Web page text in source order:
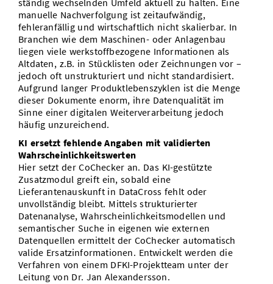
ständig wechselnden Umfeld aktuell zu halten. Eine
manuelle Nachverfolgung ist zeitaufwändig,
fehleranfällig und wirtschaftlich nicht skalierbar. In
Branchen wie dem Maschinen- oder Anlagenbau
liegen viele werkstoffbezogene Informationen als
Altdaten, z.B. in Stücklisten oder Zeichnungen vor –
jedoch oft unstrukturiert und nicht standardisiert.
Aufgrund langer Produktlebenszyklen ist die Menge
dieser Dokumente enorm, ihre Datenqualität im
Sinne einer digitalen Weiterverarbeitung jedoch
häufig unzureichend.
KI ersetzt fehlende Angaben mit validierten
Wahrscheinlichkeitswerten
Hier setzt der CoChecker an. Das KI-gestützte
Zusatzmodul greift ein, sobald eine
Lieferantenauskunft in DataCross fehlt oder
unvollständig bleibt. Mittels strukturierter
Datenanalyse, Wahrscheinlichkeitsmodellen und
semantischer Suche in eigenen wie externen
Datenquellen ermittelt der CoChecker automatisch
valide Ersatzinformationen. Entwickelt werden die
Verfahren von einem DFKI-Projektteam unter der
Leitung von Dr. Jan Alexandersson.